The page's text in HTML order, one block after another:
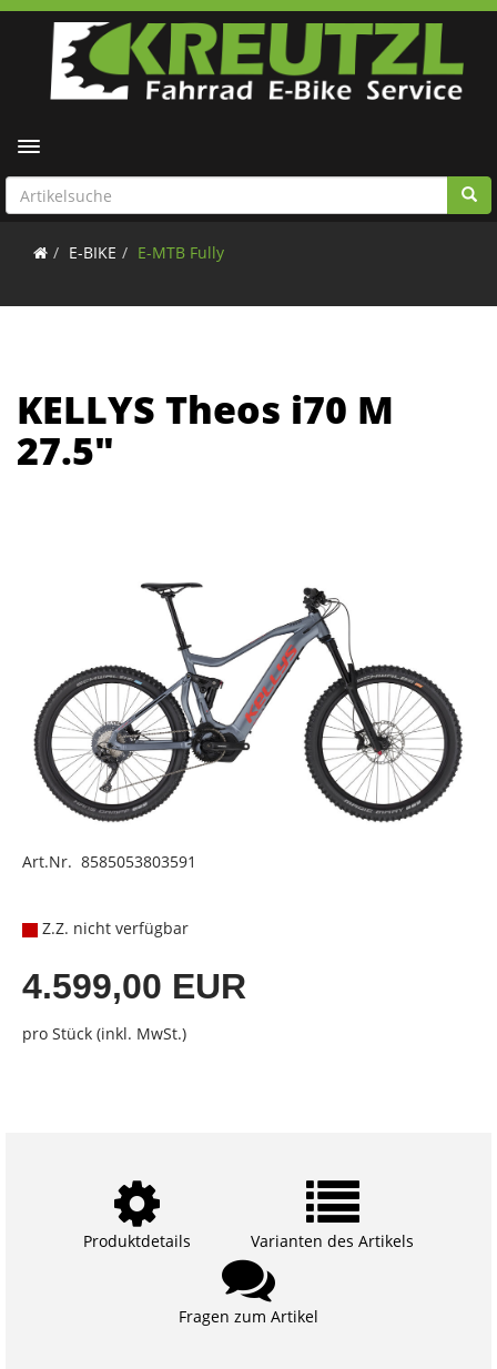
Toggle navigation
E-BIKE E-MTB Fully
KELLYS Theos i70 M
27.5"
Art.Nr. 8585053803591
Z.Z. nicht verfügbar
4.599,00 EUR
pro Stück (inkl. MwSt.)
Produktdetails Varianten des Artikels
Fragen zum Artikel